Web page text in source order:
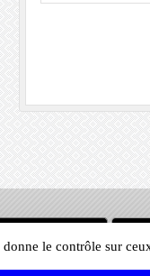
le contrôle sur